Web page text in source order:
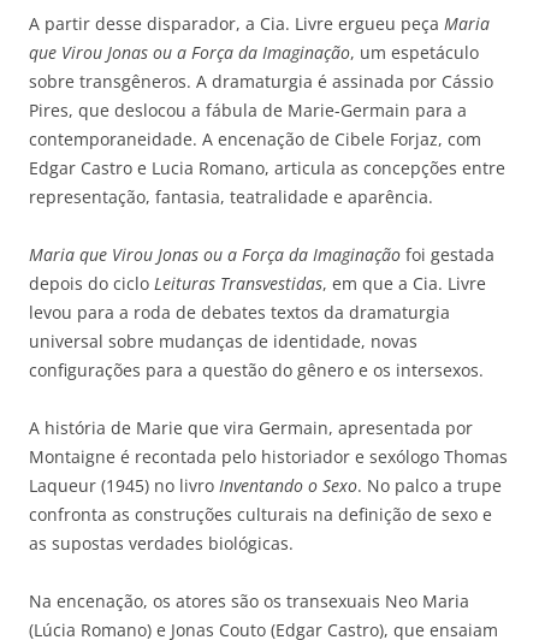
A partir desse disparador, a Cia. Livre ergueu peça Maria
que Virou Jonas ou a Força da Imaginação, um espetáculo
sobre transgêneros. A dramaturgia é assinada por Cássio
Pires, que deslocou a fábula de Marie-Germain para a
contemporaneidade. A encenação de Cibele Forjaz, com
Edgar Castro e Lucia Romano, articula as concepções entre
representação, fantasia, teatralidade e aparência.
Maria que Virou Jonas ou a Força da Imaginação foi gestada
depois do ciclo Leituras Transvestidas, em que a Cia. Livre
levou para a roda de debates textos da dramaturgia
universal sobre mudanças de identidade, novas
configurações para a questão do gênero e os intersexos.
A história de Marie que vira Germain, apresentada por
Montaigne é recontada pelo historiador e sexólogo Thomas
Laqueur (1945) no livro Inventando o Sexo. No palco a trupe
confronta as construções culturais na definição de sexo e
as supostas verdades biológicas.
Na encenação, os atores são os transexuais Neo Maria
(Lúcia Romano) e Jonas Couto (Edgar Castro), que ensaiam